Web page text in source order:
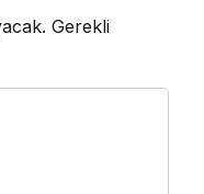
Gerekli